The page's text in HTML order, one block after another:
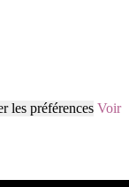
les préférences Voir